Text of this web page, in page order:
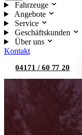
Fahrzeuge
Angebote
Service
Geschäftskunden
Über uns
Kontakt
04171 / 60 77 20